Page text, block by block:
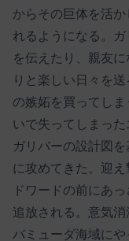
からその巨体を活
れるようになる。
を伝えたり、親友
りと楽しい日々を
の嫉妬を買ってし
いで失ってしまった
ガリバーの設計図
に攻めてきた。迎
ドワードの前にあ
追放される。意気
バミューダ海域に